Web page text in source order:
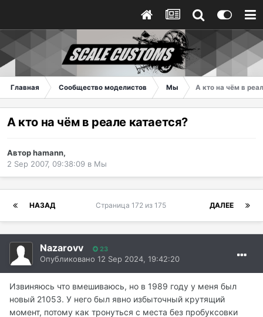
Главная Сообщество моделистов Мы А кто на чём в
А кто на чём в реале катается?
Авторhamann,
2 Sep 2007, 09:38:09 в Мы
НАЗАД ДАЛЕЕ
Страница 172 из 175
Nazarovv 23
Опубликовано 12 Sep 2024, 19:42:20
Извиняюсь что вмешиваюсь, но в 1989 году у меня был
новый 21053. У него был явно избыточный крутящий
момент, потому как тронуться с места без пробуксовки